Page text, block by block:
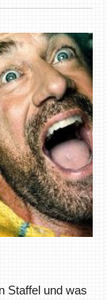
Staffel und was